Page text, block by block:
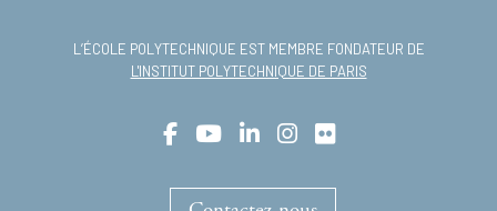
L’ÉCOLE POLYTECHNIQUE EST MEMBRE FONDATEUR DE
L'INSTITUT POLYTECHNIQUE DE PARIS